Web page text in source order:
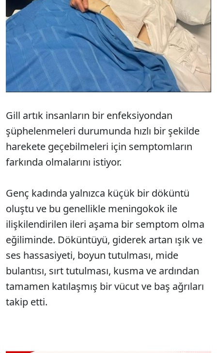
Gill artık insanların bir enfeksiyondan
şüphelenmeleri durumunda hızlı bir şekilde
harekete geçebilmeleri için semptomların
farkında olmalarını istiyor.
Genç kadında yalnızca küçük bir döküntü
oluştu ve bu genellikle meningokok ile
ilişkilendirilen ileri aşama bir semptom olma
eğiliminde. Döküntüyü, giderek artan ışık ve
ses hassasiyeti, boyun tutulması, mide
bulantısı, sırt tutulması, kusma ve ardından
tamamen katılaşmış bir vücut ve baş ağrıları
takip etti.